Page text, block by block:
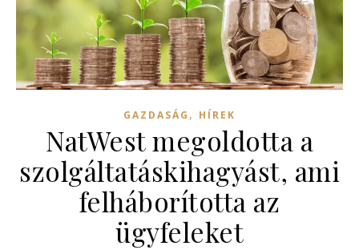
GAZDASÁG , HÍREK
NatWest megoldotta a
szolgáltatáskihagyást, ami
felháborította az
ügyfeleket